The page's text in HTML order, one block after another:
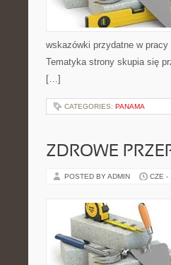
wskazówki przydatne w
Tematyka strony skupia się
[…]
CATEGORIES: PANAMA
ZDROWE
POSTED BY ADMIN CZE -